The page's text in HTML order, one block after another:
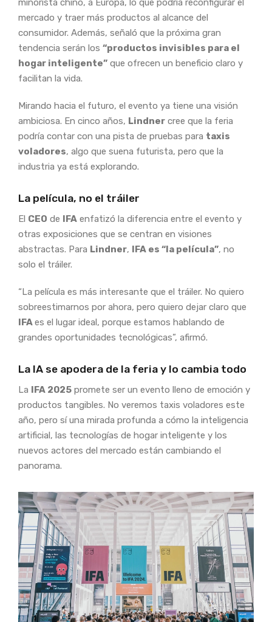
mercado y traer más productos al alcance del
consumidor. Además, señaló que la próxima gran
tendencia serán los “productos invisibles para el
hogar inteligente” que ofrecen un beneficio claro y
facilitan la vida.
Mirando hacia el futuro, el evento ya tiene una visión
ambiciosa. En cinco años, Lindner cree que la feria
podría contar con una pista de pruebas para taxis
voladores, algo que suena futurista, pero que la
industria ya está explorando.
La película, no el tráiler
El CEO de IFA enfatizó la diferencia entre el evento y
otras exposiciones que se centran en visiones
abstractas. Para Lindner, IFA es “la película”, no
solo el tráiler.
“La película es más interesante que el tráiler. No quiero
sobreestimarnos por ahora, pero quiero dejar claro que
IFAes el lugar ideal, porque estamos hablando de
grandes oportunidades tecnológicas”, afirmó.
La IA se apodera de la feria y lo cambia todo
La IFA 2025 promete ser un evento lleno de emoción y
productos tangibles. No veremos taxis voladores este
año, pero sí una mirada profunda a cómo la inteligencia
artificial, las tecnologías de hogar inteligente y los
nuevos actores del mercado están cambiando el
panorama.